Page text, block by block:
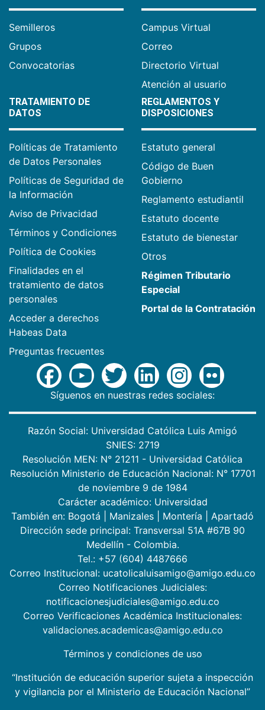
Semilleros
Grupos
Convocatorias
Campus Virtual
Correo
Directorio Virtual
Atención al usuario
TRATAMIENTO DE
DATOS
Políticas de Tratamiento
de Datos Personales
Políticas de Seguridad de
la Información
Aviso de Privacidad
Términos y Condiciones
Política de Cookies
Finalidades en el
tratamiento de datos
personales
Acceder a derechos
Habeas Data
Preguntas frecuentes
REGLAMENTOS Y
DISPOSICIONES
Estatuto general
Código de Buen
Gobierno
Reglamento estudiantil
Estatuto docente
Estatuto de bienestar
Otros
Régimen Tributario
Especial
Portal de la Contratación
Síguenos en nuestras redes sociales:
Razón Social: Universidad Católica Luis Amigó
SNIES: 2719
Resolución MEN: N° 21211 - Universidad Católica
Resolución Ministerio de Educación Nacional: N° 17701
de noviembre 9 de 1984
Carácter académico: Universidad
También en: Bogotá Manizales Montería
Apartadó
Dirección sede principal: Transversal 51A #67B 90
Medellín - Colombia.
Tel.: +57 (604) 4487666
Correo Institucional: ucatolicaluisamigo@amigo.edu.co
Correo Notificaciones Judiciales:
notificacionesjudiciales@amigo.edu.co
Correo Verificaciones Académica Institucionales:
validaciones.academicas@amigo.edu.co
Términos y condiciones de uso
“Institución de educación superior sujeta a inspección
y vigilancia por el Ministerio de Educación Nacional”